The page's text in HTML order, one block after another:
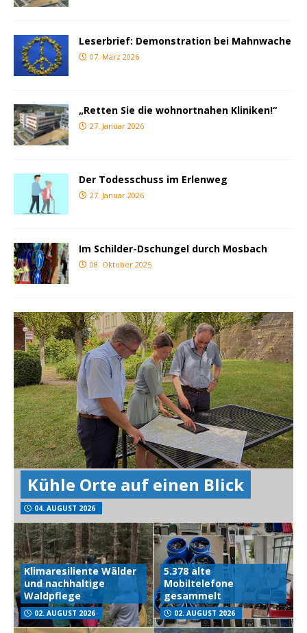
Leserbrief: Demonstration bei Mahnwache
07. März 2026
„Retten Sie die wohnortnahen Kliniken!“
27. Januar 2026
Der Todesschuss im Erlenweg
27. Januar 2026
Im Schilder-Dschungel durch Mosbach
08. Oktober 2025
Kühle Orte auf einen Blick
04. AUGUST 2026
Klimaresiliente Wälder
und nachhaltige
Waldpflege
02. AUGUST 2026
5.378 alte
Mobiltelefone
gesammelt
02. AUGUST 2026